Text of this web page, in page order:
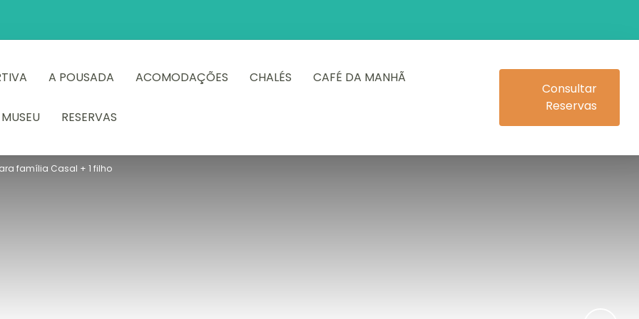
A POUSADA ACOMODAÇÕES CHALÉS CAFÉ DA MANHÃ
MUSEU RESERVAS
Consultar
Reservas
família Casal + 1 filho